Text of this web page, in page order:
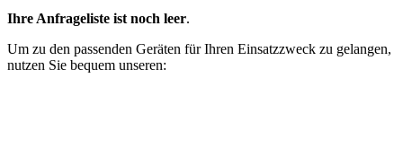
Ihre Anfrageliste ist noch leer.
Um zu den passenden Geräten für Ihren Einsatzzweck zu gelangen,
nutzen Sie bequem unseren: